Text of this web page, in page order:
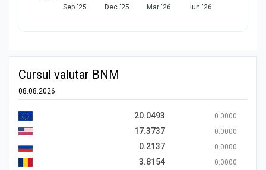
Sep '25 Dec '25 Mar '26 Iun '26
Cursul valutar BNM
08.08.2026
20.0493 0.0000
17.3737 0.0000
0.2137 0.0000
3.8154 0.0000